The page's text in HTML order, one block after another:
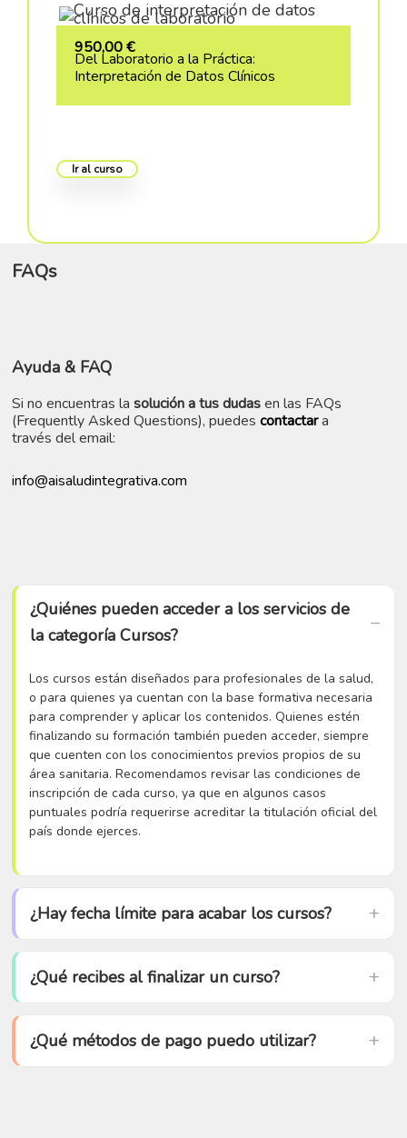
950,00€
Del Laboratorio a la Práctica:
Interpretación de Datos Clínicos
Ir al curso
FAQs
Ayuda & FAQ
Si no encuentras lasolución a tus dudasen las FAQs
(Frequently Asked Questions), puedescontactara
través del email:
info@aisaludintegrativa.com
¿Quiénes pueden acceder a los servicios de
la categoría Cursos?
Los cursos están diseñados para profesionales de la salud,
o para quienes ya cuentan con la base formativa necesaria
para comprender y aplicar los contenidos. Quienes estén
finalizando su formación también pueden acceder, siempre
que cuenten con los conocimientos previos propios de su
área sanitaria. Recomendamos revisar las condiciones de
inscripción de cada curso, ya que en algunos casos
puntuales podría requerirse acreditar la titulación oficial del
país donde ejerces.
¿Hay fecha límite para acabar los cursos?
¿Qué recibes al finalizar un curso?
¿Qué métodos de pago puedo utilizar?